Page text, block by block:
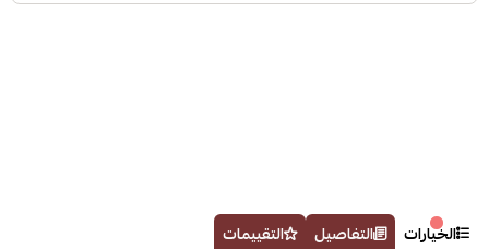
الخيارات التفاصيل
التقييمات